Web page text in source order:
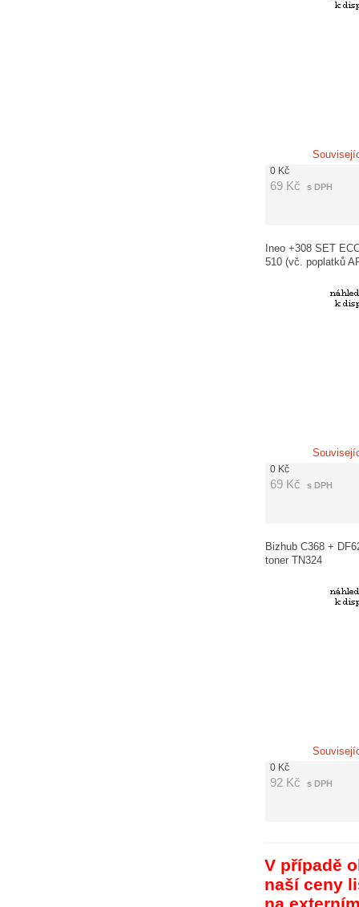
0 Kč
69 Kč s DPH
Ineo +308 SET
510 (vč. poplatků
0 Kč
69 Kč s DPH
Bizhub C368 +
toner TN324
0 Kč
92 Kč s DPH
V případě
naší ceny